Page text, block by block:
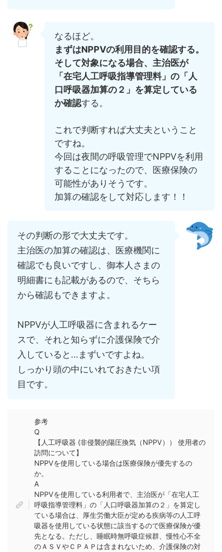
なるほど。
まずはNPPVの利用目的を確認する。
そして対象になる場合、主治医が
「在宅人工呼吸指導管理料」の「人
口呼吸器加算の２」を算定している
か確認する。
これで判断すれば大丈夫ということ
ですね。
今回は夜間の呼吸管理でNPPVを利用
することになったので、医療保険の
可能性がありそうです。
加算の確認をして対応します！！
その判断の形で大丈夫です。
主治医の加算の確認は、医療機関に
確認でも良いですし、御本人さまの
明細書にも記載があるので、そちら
から確認もできますよ。
NPPVが人工呼吸器に含まれるケー
スで、それと知らずに介護保険で介
入していると...まずいですよね。
しっかり頭の中にいれておきたい項
目です。
参考
Q
【人工呼吸器 (非侵襲的陽圧換気（NPPV）） 使用者の
訪問について】
NPPVを使用している場合は医療保険が優先するの
か。
A
NPPVを使用している利用者で、主治医が「在宅人工
呼吸指導管理料」の「人口呼吸器加算の２」を算定し
ている場合は、厚生労働大臣が定める疾病等の人工呼
吸器を使用している状態に該当するので医療保険が優
先となる。ただし、睡眠時無呼吸症候群、慢性心不全
のＡＳＶやＣＰＡＰは含まれないため、介護保険の対